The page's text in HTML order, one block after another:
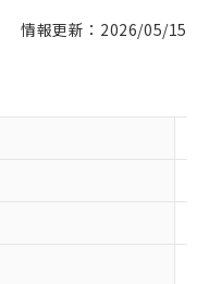
情報更新：2026/05/15